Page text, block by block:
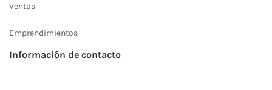
Ventas
Emprendimientos
Información de contacto